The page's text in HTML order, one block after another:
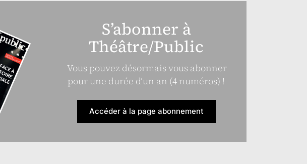
S’abonner à
Théâtre/Public
Vous pouvez désormais vous abonner
pour une durée d’un an (4 numéros) !
Accéder à la page abonnement